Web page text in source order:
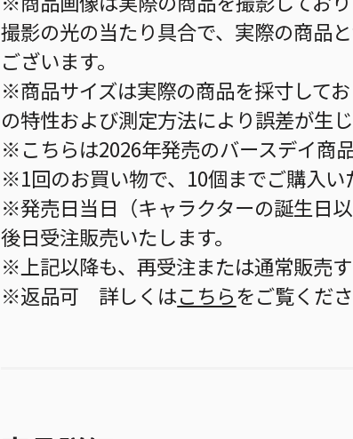
撮影の光の当たり具合で、実際の商品
ございます。
※商品サイズは実際の商品を採寸して
の特性および測定方法により誤差が生
※こちらは2026年発売のバースデイ商品
※1回のお買い物で、10個までご購入い
※発売日当日（キャラクターの誕生日
後日受注販売いたします。
※上記以降も、再受注または通常販売す
※返品可 詳しくはこちらをご覧くださ